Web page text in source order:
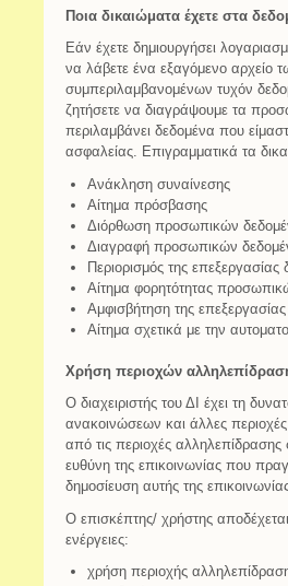
Ποια δικαιώματα έχετε στα
Εάν έχετε δημιουργήσει
να λάβετε ένα εξαγόμενο αρχείο
συμπεριλαμβανομένων τυχόν
ζητήσετε να διαγράψουμε τα
περιλαμβάνει δεδομένα που
ασφαλείας. Επιγραμματικά τα
Ανάκληση συναίνεσης
Αίτημα πρόσβασης
Διόρθωση προσωπικών
Διαγραφή προσωπικών
Περιορισμός της
Αίτημα φορητότητας
Αμφισβήτηση της
Αίτημα σχετικά με την
Χρήση περιοχών
Ο διαχειριστής του ΔΙ έχει τη
ανακοινώσεων και άλλες
από τις περιοχές αλληλεπίδρασης
ευθύνη της επικοινωνίας που
δημοσίευση αυτής της
Ο επισκέπτης/ χρήστης
ενέργειες:
χρήση περιοχής